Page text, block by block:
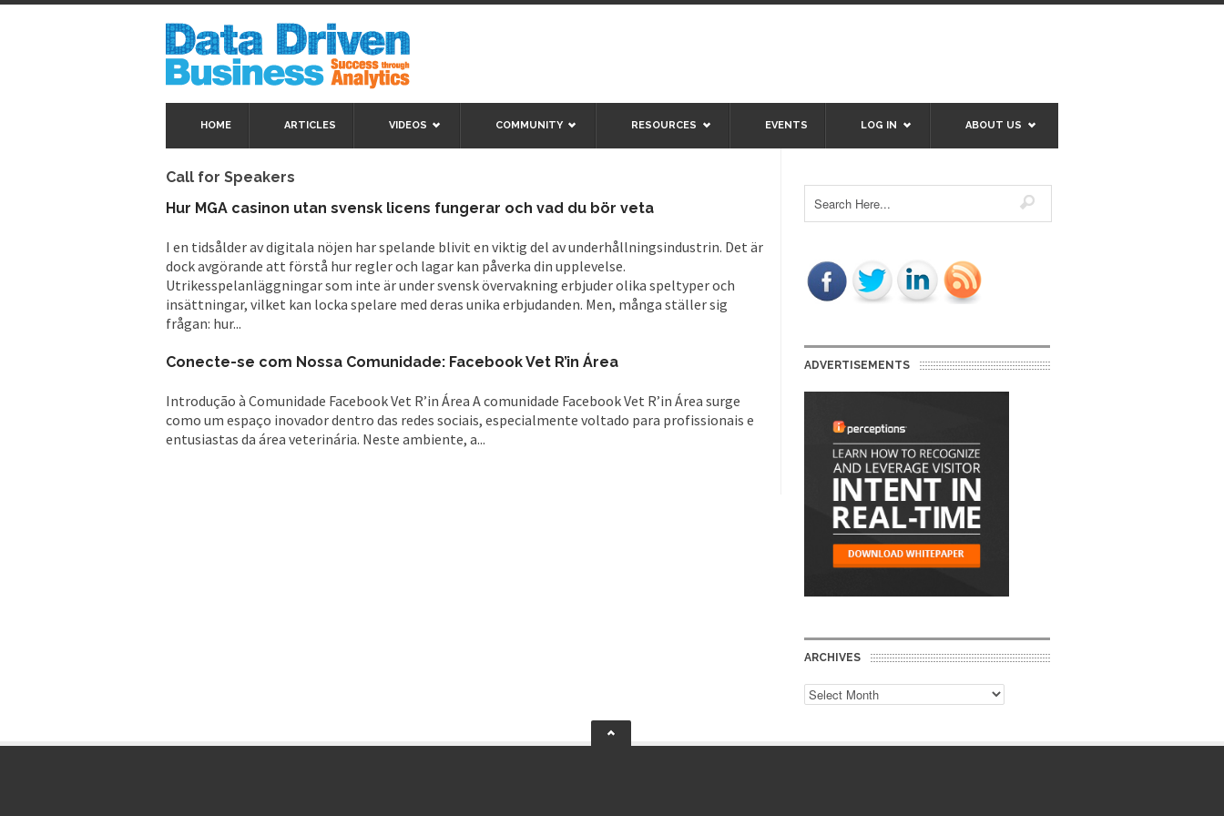
HOME ARTICLES VIDEOS COMMUNITY RESOURCES EVENTS LOG IN ABOUT US
Call for Speakers
Hur MGA casinon utan svensk licens fungerar och vad du bör veta
I en tidsålder av digitala nöjen har spelande blivit en viktig del av underhållningsindustrin. Det är
dock avgörande att förstå hur regler och lagar kan påverka din upplevelse.
Utrikesspelanläggningar som inte är under svensk övervakning erbjuder olika speltyper och
insättningar, vilket kan locka spelare med deras unika erbjudanden. Men, många ställer sig
frågan: hur...
Conecte-se com Nossa Comunidade: Facebook Vet R’in Área
Introdução à Comunidade Facebook Vet R’in Área A comunidade Facebook Vet R’in Área surge
como um espaço inovador dentro das redes sociais, especialmente voltado para profissionais e
entusiastas da área veterinária. Neste ambiente, a...
ADVERTISEMENTS
ARCHIVES
Archives